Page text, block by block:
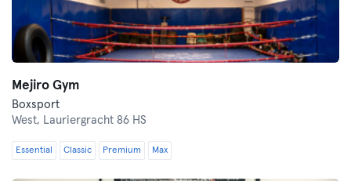
Mejiro Gym
Boxsport
West, Lauriergracht 86 HS
Essential Classic Premium Max